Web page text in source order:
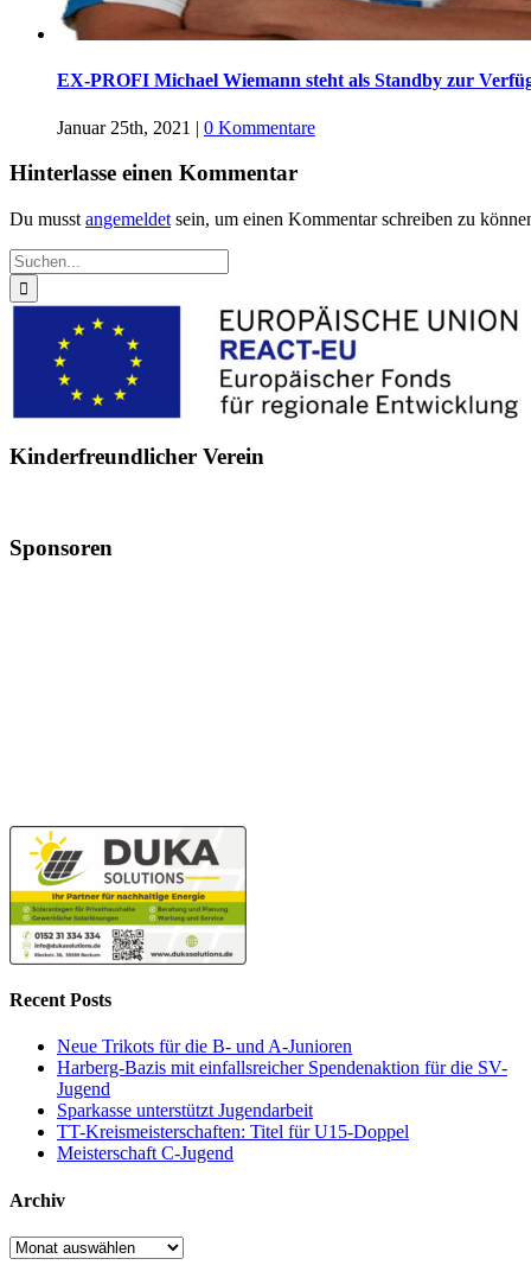
EX-PROFI Michael Wiemann steht als Standby zur
Januar 25th, 2021 | 0 Kommentare
Hinterlasse einen Kommentar
Du musst angemeldet sein, um einen Kommentar schreiben zu
Suche
nach:
Kinderfreundlicher Verein
Sponsoren
Recent Posts
Neue Trikots für die B- und A-Junioren
Harberg-Bazis mit einfallsreicher Spendenaktion für die SV-
Jugend
Sparkasse unterstützt Jugendarbeit
TT-Kreismeisterschaften: Titel für U15-Doppel
Meisterschaft C-Jugend
Archiv
Archiv